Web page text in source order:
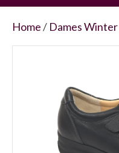
Home/ Dames Winter